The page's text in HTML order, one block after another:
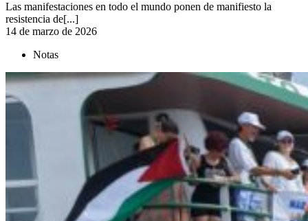
Las manifestaciones en todo el mundo ponen de manifiesto la
resistencia de[...]
14 de marzo de 2026
Notas